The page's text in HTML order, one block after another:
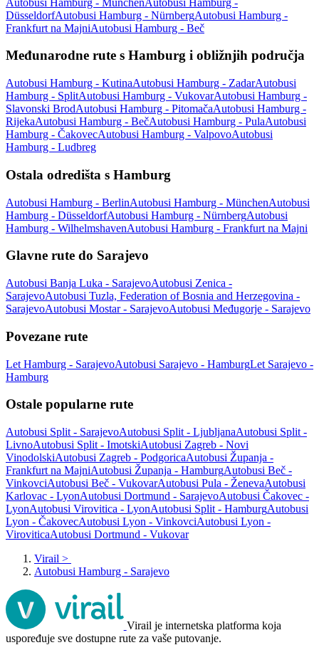
DüsseldorfAutobusi Hamburg - NürnbergAutobusi Hamburg -
Frankfurt na MajniAutobusi Hamburg - Beč
Međunarodne rute s Hamburg i obližnjih područja
Autobusi Hamburg - KutinaAutobusi Hamburg - ZadarAutobusi
Hamburg - SplitAutobusi Hamburg - VukovarAutobusi Hamburg -
Slavonski BrodAutobusi Hamburg - PitomačaAutobusi Hamburg -
RijekaAutobusi Hamburg - BečAutobusi Hamburg - PulaAutobusi
Hamburg - ČakovecAutobusi Hamburg - ValpovoAutobusi
Hamburg - Ludbreg
Ostala odredišta s Hamburg
Autobusi Hamburg - BerlinAutobusi Hamburg - MünchenAutobusi
Hamburg - DüsseldorfAutobusi Hamburg - NürnbergAutobusi
Hamburg - WilhelmshavenAutobusi Hamburg - Frankfurt na Majni
Glavne rute do Sarajevo
Autobusi Banja Luka - SarajevoAutobusi Zenica -
SarajevoAutobusi Tuzla, Federation of Bosnia and Herzegovina -
SarajevoAutobusi Mostar - SarajevoAutobusi Međugorje - Sarajevo
Povezane rute
Let Hamburg - SarajevoAutobusi Sarajevo - HamburgLet Sarajevo -
Hamburg
Ostale popularne rute
Autobusi Split - SarajevoAutobusi Split - LjubljanaAutobusi Split -
LivnoAutobusi Split - ImotskiAutobusi Zagreb - Novi
VinodolskiAutobusi Zagreb - PodgoricaAutobusi Županja -
Frankfurt na MajniAutobusi Županja - HamburgAutobusi Beč -
VinkovciAutobusi Beč - VukovarAutobusi Pula - ŽenevaAutobusi
Karlovac - LyonAutobusi Dortmund - SarajevoAutobusi Čakovec -
LyonAutobusi Virovitica - LyonAutobusi Split - HamburgAutobusi
Lyon - ČakovecAutobusi Lyon - VinkovciAutobusi Lyon -
ViroviticaAutobusi Dortmund - Vukovar
Virail >
Autobusi Hamburg - Sarajevo
Virail je internetska platforma koja
uspoređuje sve dostupne rute za vaše putovanje.